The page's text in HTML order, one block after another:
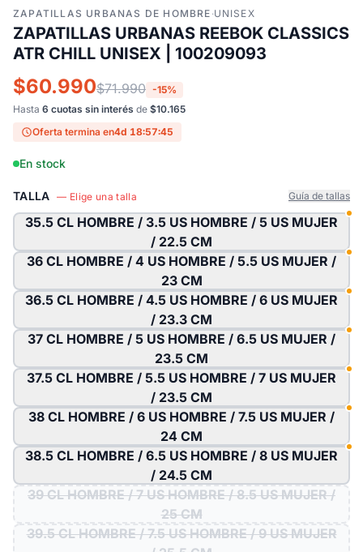
ZAPATILLAS URBANAS DE HOMBRE ·UNISEX
ZAPATILLAS URBANAS REEBOK CLASSICS
ATR CHILL UNISEX | 100209093
$60.990$71.990 -15%
Hasta 6 cuotas sin interés de $10.165
Oferta termina en4d 18:57:44
En stock
TALLA — Elige una talla Guía de tallas
35.5 CL HOMBRE / 3.5 US HOMBRE / 5 US MUJER
/ 22.5 CM
36 CL HOMBRE / 4 US HOMBRE / 5.5 US MUJER /
23 CM
36.5 CL HOMBRE / 4.5 US HOMBRE / 6 US MUJER
/ 23.3 CM
37 CL HOMBRE / 5 US HOMBRE / 6.5 US MUJER /
23.5 CM
37.5 CL HOMBRE / 5.5 US HOMBRE / 7 US MUJER
/ 23.5 CM
38 CL HOMBRE / 6 US HOMBRE / 7.5 US MUJER /
24 CM
38.5 CL HOMBRE / 6.5 US HOMBRE / 8 US MUJER
/ 24.5 CM
39 CL HOMBRE / 7 US HOMBRE / 8.5 US MUJER /
25 CM
39.5 CL HOMBRE / 7.5 US HOMBRE / 9 US MUJER